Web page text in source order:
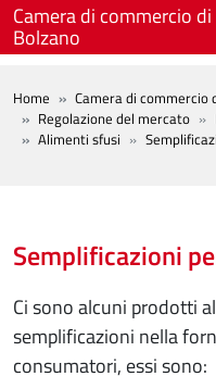
Salta al contenuto principale
Camera di commercio di
Bolzano
BREADCRUMB
Home
Camera di commercio
Regolazione del mercato
Alimenti sfusi
Semplificazioni
Ci sono alcuni prodotti
semplificazioni nella
consumatori, essi sono: